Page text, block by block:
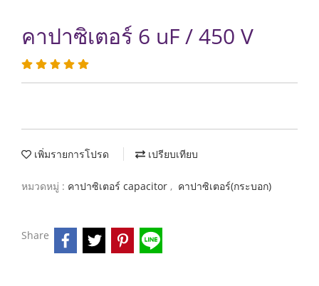
คาปาซิเตอร์ 6 uF / 450 V
เพิ่มรายการโปรด เปรียบเทียบ
หมวดหมู่ : คาปาซิเตอร์ capacitor , คาปาซิเตอร์(กระบอก)
Share